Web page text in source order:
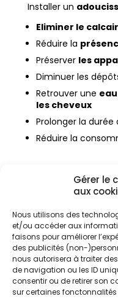
Gérer le
aux
Nous utilisons des
et/ou accéder aux
faisons pour améliorer
des publicités (non-
nous autorisera à traiter
de navigation ou les ID
consentir ou de retirer son
sur certaines
Installer un
Eliminer le
Réduire la
Préserver les
Diminuer les
Retrouver une
les cheveux
Prolonger la
Réduire la
immédiatement la
souple, les
l’adoucisseur
cette dureté
L’eau
toujours
Comme le